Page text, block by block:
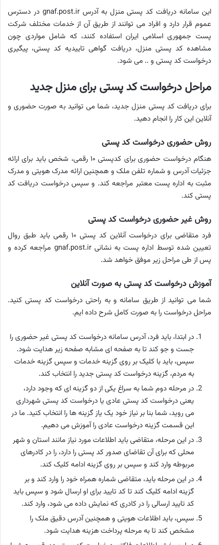
این سامانه دریافت کد پستی منزل به آدرس gnaf.post.ir در دسترس
عموم قرار دارد و افراد می‌ توانند از طریق آن از خدمات مختلف شرکت
پست جمهوری اسلامی ایران استفاده کنند، که شامل مواردی چون
مشاهده کد پستی منزل، دریافت گواهی تاییدیه کد پستی، پیگیری
درخواست کد پستی و .. می شود.
مراحل درخواست کد پستی برای منزل جدید
برای دریافت کد پستی منزل جدید، شما می توانید به صورت حضوری و
آنلاین این کار را انجام دهید.
روش حضوری درخواست کد پستی
هنگام درخواست حضوری برای کدپستی ۱۰ رقمی، شخص باید برای ارائه
جزئیات آدرس و شماره تلفن ملک و همچنین ارائه مدرک هویتی و مدرک
مثبت به اداره پست معتبر مراجعه کند. و سپس درخواست دریافت کد
پستی کند.
روش غیر حضوری درخواست کد پستی
فرد متقاضی برای درخواست آنلاین کد پستی ۱۰ رقمی باید طبق روال
تعیین شده توسط اداره پست به نشانی gnaf.post.ir مراجعه کرده و
پس از طی مراحل زیر موفق خواهد شد.
آموزش درخواست کد پستی به صورت آنلاین
شما می توانید از طریق سامانه و به راحتی درخواست کد پستی کنید.
مراحل درخواست را به صورت کامل شرح داده ایم.
در ابتدا، باید فرد، آدرس سامانه درخواست کد پستی غیر حضوری را
جست و جو کند تا به صفحه‌ ای مشابه صفحه زیر هدایت شود.
سپس، باید با کلیک بر روی گزینه خدمات و سپس گزینه خدمات
به مردم، گزینه درخواست کد پستی جدید را انتخاب کند.
در مرحله دوم شما به سراغ یکی از دو گزینه ای که وجود دارد،
یعنی درخواست کد پستی عادی یا درخواست کد پستی شهرداری
می روید، شما بنا بر نیاز خود یک یاز گزینه ها را انتخاب کنید. ما در
این قسمت گزینه درخواست عادی را آموزش می دهیم.
در این مرحله، متقاضی باید اطلاعات مورد نیاز مانند استان و شهر
محلی که برای آن تقاضای صدور کد پستی را دارد، را در کادرهای
مربوطه وارد کند و سپس بر روی گزینه ادامه کلیک کند.
در این مرحله باید، متقاضی شماره همراه خود را وارد کند و بر
گزینه ادامه کلیک کند تا کد تایید برای او ارسال شود و سپس باید
کد تایید ارسالی را در کادری که نمایش داده می‌ شود، وارد کند.
سپس، باید اطلاعات هویتی و همچنین آدرس دقیق ملک را
مشخص کند تا به مرحله پرداخت هزینه هدایت شود.